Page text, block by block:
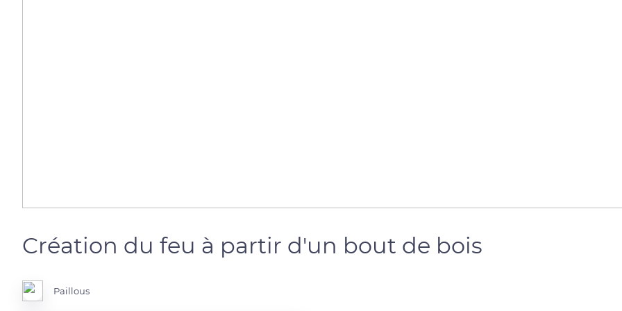
Création du feu à partir d'un bout de bois
Paillous